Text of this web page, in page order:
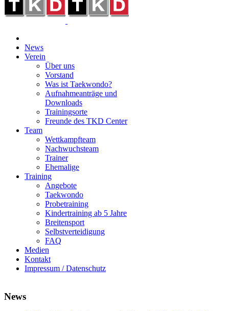
News
Verein
Über uns
Vorstand
Was ist Taekwondo?
Aufnahmeanträge und
Downloads
Trainingsorte
Freunde des TKD Center
Team
Wettkampfteam
Nachwuchsteam
Trainer
Ehemalige
Training
Angebote
Taekwondo
Probetraining
Kindertraining ab 5 Jahre
Breitensport
Selbstverteidigung
FAQ
Medien
Kontakt
Impressum / Datenschutz
News